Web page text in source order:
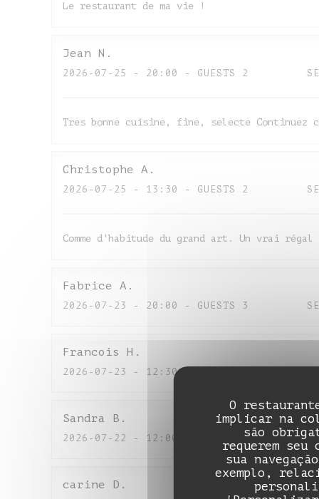
O
implicar na
são
requerem
sua
exemplo,
Le restaurant de ma vie !
Jean N
2026-07-25 - 20:00 - GUESTS 2
Tres bonne cuisine, fine, selecte Continuez
Christophe A
2026-07-25 - 13:30 - GUESTS 2
Comme d'habitude du grand art. Un vrai
Fabrice A
2026-07-23 - 20:00 - GUESTS 3
Francois H
2026-07-23 - 12:30 - GUESTS 2
Sandra B
2026-07-22 - 12:00 - GUESTS 5
carine D